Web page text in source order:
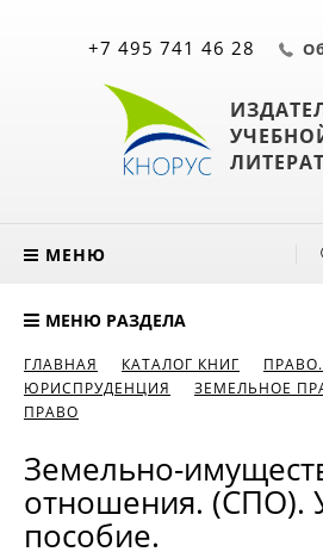
+7 495 741 46 28
МЕНЮ
МЕНЮ РАЗДЕЛА
ГЛАВНАЯ КАТАЛОГ КНИГ
ПРАВО.
ЮРИСПРУДЕНЦИЯ
ЗЕМЕЛЬНОЕ
ПРАВО
Земельно-
отношения. (СПО).
пособие.